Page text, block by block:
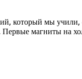
который мы учили,
Первые магниты на